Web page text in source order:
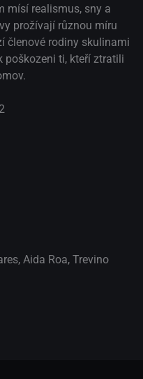
mísí realismus, sny a
prožívají různou míru
členové rodiny skulinami
poškozeni ti, kteří ztratili
, Aida Roa, Trevino